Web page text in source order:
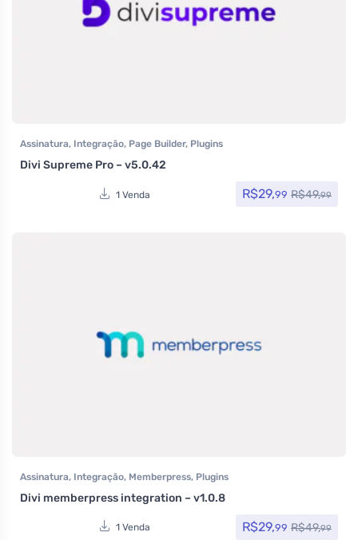
Assinatura, Integração, Page Builder, Plugins
Divi Supreme Pro – v5.0.42
1 Venda R$29,99 R$49,99
Assinatura, Integração, Memberpress, Plugins
Divi memberpress integration – v1.0.8
1 Venda R$29,99 R$49,99